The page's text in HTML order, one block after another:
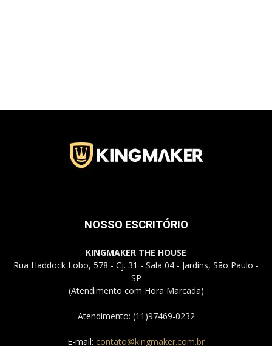
SP
NOSSO ESCRITÓRIO
KINGMAKER THE HOUSE
Rua Haddock Lobo, 578 - Cj. 31 - Sala 04 - Jardins, São Paulo -
SP
(Atendimento com Hora Marcada)
Atendimento: (11)97469-0232
E-mail: contato@kingmaker.com.br